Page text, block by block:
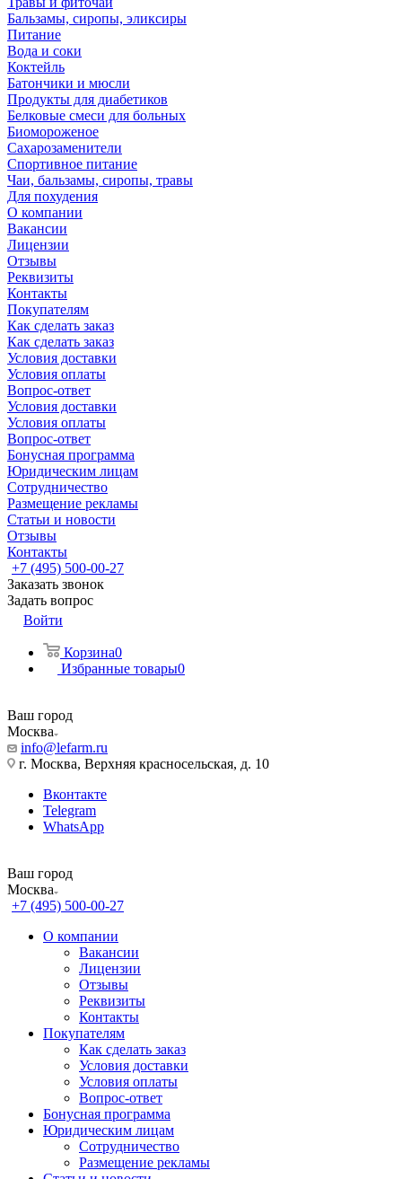
Бальзамы, сиропы, эликсиры
Питание
Вода и соки
Коктейль
Батончики и мюсли
Продукты для диабетиков
Белковые смеси для больных
Биомороженое
Сахарозаменители
Спортивное питание
Чаи, бальзамы, сиропы, травы
Для похудения
О компании
Вакансии
Лицензии
Отзывы
Реквизиты
Контакты
Покупателям
Как сделать заказ
Как сделать заказ
Условия доставки
Условия оплаты
Вопрос-ответ
Условия доставки
Условия оплаты
Вопрос-ответ
Бонусная программа
Юридическим лицам
Сотрудничество
Размещение рекламы
Статьи и новости
Отзывы
Контакты
+7 (495) 500-00-27
Заказать звонок
Задать вопрос
Войти
Корзина0
Избранные товары0
Ваш город
Москва
info@lefarm.ru
г. Москва, Верхняя красносельская, д. 10
Вконтакте
Telegram
WhatsApp
Ваш город
Москва
+7 (495) 500-00-27
О компании
Вакансии
Лицензии
Отзывы
Реквизиты
Контакты
Покупателям
Как сделать заказ
Условия доставки
Условия оплаты
Вопрос-ответ
Бонусная программа
Юридическим лицам
Сотрудничество
Размещение рекламы